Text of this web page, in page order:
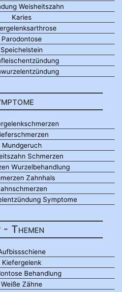
Weisheitszahn
Karies
Parodontose
Speichelstein
Mundgeruch
Schmerzen
Wurzelbehandlung
Zahnhals
Symptome
- Themen
Kiefergelenk
Behandlung
Weiße Zähne